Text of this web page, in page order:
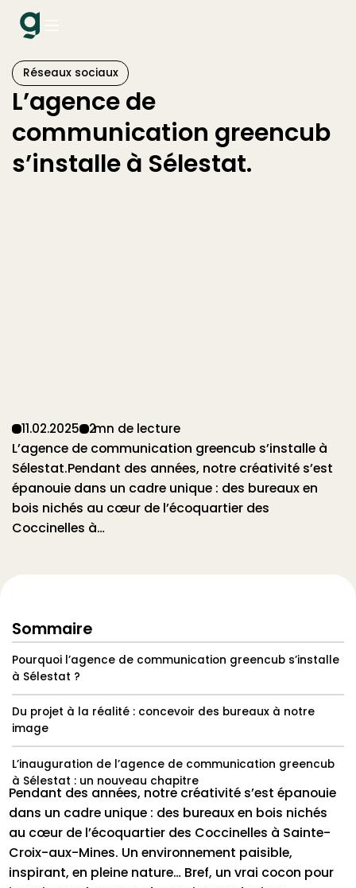
11.02.2025 2mn de lecture
L’agence de communication greencub s’installe à
Sélestat.Pendant des années, notre créativité s’est
épanouie dans un cadre unique : des bureaux en
bois nichés au cœur de l’écoquartier des
Coccinelles à…
Réseaux sociaux
L’agence de
communication greencub
s’installe à Sélestat.
Sommaire
Pourquoi l’agence de communication greencub s’installe
à Sélestat ?
Du projet à la réalité : concevoir des bureaux à notre
image
L’inauguration de l’agence de communication greencub
à Sélestat : un nouveau chapitre
Pendant des années, notre créativité s’est épanouie
dans un cadre unique : des bureaux en bois nichés
au cœur de l’écoquartier des Coccinelles à Sainte-
Croix-aux-Mines. Un environnement paisible,
inspirant, en pleine nature… Bref, un vrai cocon pour